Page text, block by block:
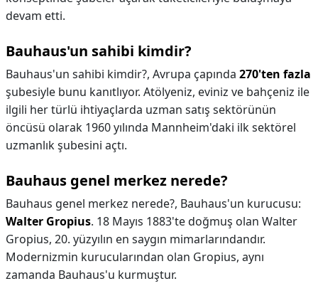
devam etti.
Bauhaus'un sahibi kimdir?
Bauhaus'un sahibi kimdir?, Avrupa çapında 270'ten fazla
şubesiyle bunu kanıtlıyor. Atölyeniz, eviniz ve bahçeniz ile
ilgili her türlü ihtiyaçlarda uzman satış sektörünün
öncüsü olarak 1960 yılında Mannheim'daki ilk sektörel
uzmanlık şubesini açtı.
Bauhaus genel merkez nerede?
Bauhaus genel merkez nerede?, Bauhaus'un kurucusu:
Walter Gropius. 18 Mayıs 1883'te doğmuş olan Walter
Gropius, 20. yüzyılın en saygın mimarlarındandır.
Modernizmin kurucularından olan Gropius, aynı
zamanda Bauhaus'u kurmuştur.